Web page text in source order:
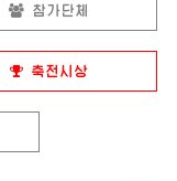
참가단체
축전시상